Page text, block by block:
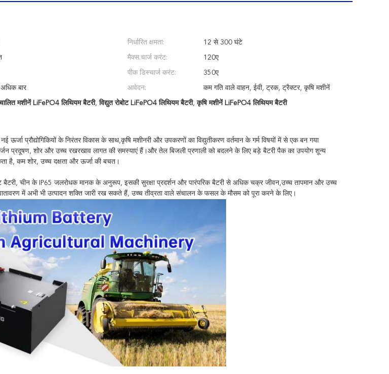
निर्धारित क्षमता: 12 से 300 घंटे
मैक्स.चार्ज करंट: 120ए
पीक डिस्चार्ज करंट: 350ए
बार आवेदन: कम गति वाले वाहन, ईवी, ट्रक, ट्रैक्टर, कृषि मशीनें
मशीनें LiFePO4 लिथियम बैटरी,विद्युत रोबोट LiFePO4 लिथियम बैटरी,कृषि मशीनें LiFePO4 लिथियम बैटरी
ऊर्जा प्रौद्योगिकियों के निरंतर विकास के साथ,कृषि मशीनरी और उपकरणों का विद्युतीकरण वर्तमान के गर्म विषयों में से एक बन गया
प्रदूषण, शोर और उच्च रखरखाव लागत की समस्याएं हैं।और तेल बिजली प्रणाली को बदलने के लिए बड़े बैटरी पैक का उपयोग शून्य
है, कम शोर, उच्च दक्षता और ऊर्जा की बचत।
चीन के IP65 जलरोधक मानक के अनुरूप, इसकी सुरक्षा प्रदर्शन और पारंपरिक बैटरी से अधिक चक्र जीवन,उच्च तापमान और उच्च
में अभी भी उत्पादन शक्ति जारी रख सकते हैं, उच्च तीव्रता वाले संचालन के फसल के मौसम को पूरा करने के लिए।